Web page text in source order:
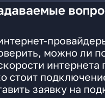
можно ли
стоит
заявку на